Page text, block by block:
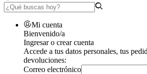
Mi cuenta
Bienvenido/a
Ingresar o crear cuenta
Accede a tus datos personales, tus
devoluciones:
Correo electrónico